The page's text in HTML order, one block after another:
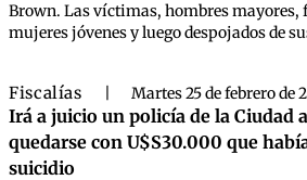
Brown. Las víctimas, hombres mayores,
mujeres jóvenes y luego despojados de
Fiscalías Martes 25 de febrero de
Irá a juicio un policía de la Ciudad
quedarse con U$S30.000 que
suicidio